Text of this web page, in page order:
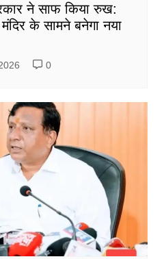
ने साफ किया रुख:
मंदिर के सामने बनेगा नया
0